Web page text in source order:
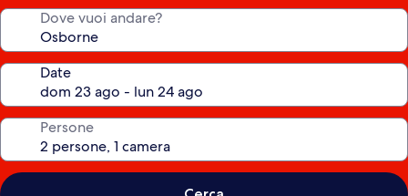
Dove vuoi andare?
Date
Persone